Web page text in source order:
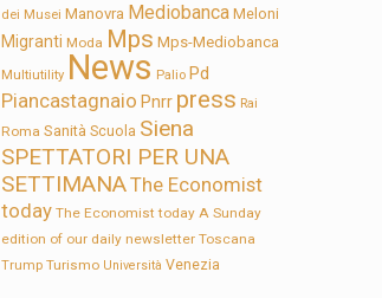
dei Musei Manovra Mediobanca Meloni
Migranti Moda Mps Mps-Mediobanca
Multiutility News Palio Pd
Piancastagnaio Pnrr press Rai
Roma Sanità Scuola Siena
SPETTATORI PER UNA
SETTIMANAThe Economist
today The Economist today A Sunday
edition of our daily newsletter Toscana
Trump Turismo Università Venezia